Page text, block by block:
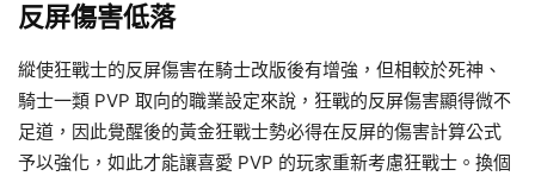
反屏傷害低落
縱使狂戰士的反屏傷害在騎士改版後有增強，但相較於死神、
騎士一類 PVP 取向的職業設定來說，狂戰的反屏傷害顯得微不
足道，因此覺醒後的黃金狂戰士勢必得在反屏的傷害計算公式
予以強化，如此才能讓喜愛 PVP 的玩家重新考慮狂戰士。換個